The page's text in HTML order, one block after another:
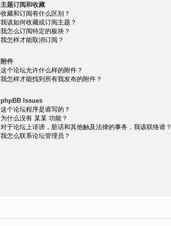
主题订阅和收藏
收藏和订阅有什么区别？
我该如何收藏或订阅主题？
我怎么订阅特定的板块？
我怎样才能取消订阅？
附件
这个论坛允许什么样的附件？
我怎样才能找到所有我发布的附件？
phpBB Issues
这个论坛程序是谁写的？
为什么没有 某某 功能？
对于论坛上诽谤，脏话和其他触及法律的事务，我该联络谁？
我怎么联系论坛管理员？